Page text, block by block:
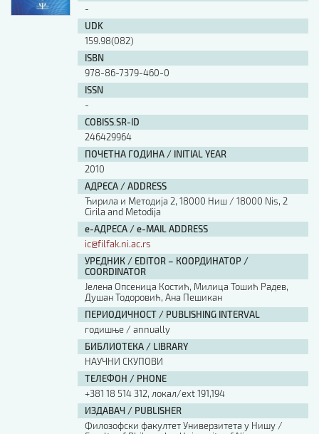
-
UDK
159.98(082)
ISBN
978-86-7379-460-0
ISSN
-
COBISS.SR-ID
246429964
ПОЧЕТНА ГОДИНА / INITIAL YEAR
2010
АДРЕСА / ADDRESS
Ћирила и Методија 2, 18000 Ниш / 18000 Nis, 2
Cirila and Metodija
е-АДРЕСА / e-MAIL ADDRESS
ic@filfak.ni.ac.rs
УРЕДНИК / EDITOR – КООРДИНАТОР /
COORDINATOR
Јелена Опсеница Костић, Милица Тошић Радев,
Душан Тодоровић, Ана Пешикан
ПЕРИОДИЧНОСТ / PUBLISHING INTERVAL
годишње / annually
БИБЛИОТЕКА / LIBRARY
НАУЧНИ СКУПОВИ
ТЕЛЕФОН / PHONE
+381 18 514 312, локал/ext 191,194
ИЗДАВАЧ / PUBLISHER
Филозофски факултет Универзитета у Нишу /